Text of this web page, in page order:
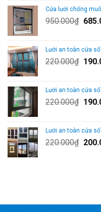
Cửa lưới chống
950.000₫ Giá
Lưới an toàn cửa sổ
220.000₫ Giá
Lưới an toàn cửa
220.000₫ Giá
Lưới an toàn cửa
220.000₫ Giá